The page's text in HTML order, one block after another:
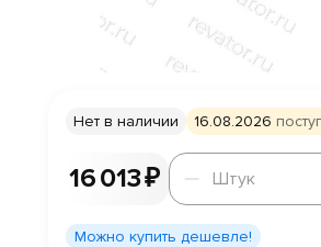
Нет в наличии 16.08.2026
16 013 ₽
Штук
Штук
Можно купить дешевле!